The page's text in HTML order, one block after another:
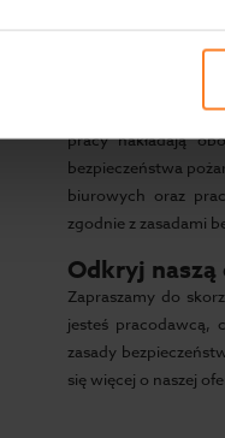
Obowiązki
Pracodawcy są
zarówno szkolenie
pracy nakładają
bezpieczeństwa
biurowych oraz
zgodnie z zasadami
Odkryj
Zapraszamy do
jesteś pracodawcą,
zasady
się więcej o naszej